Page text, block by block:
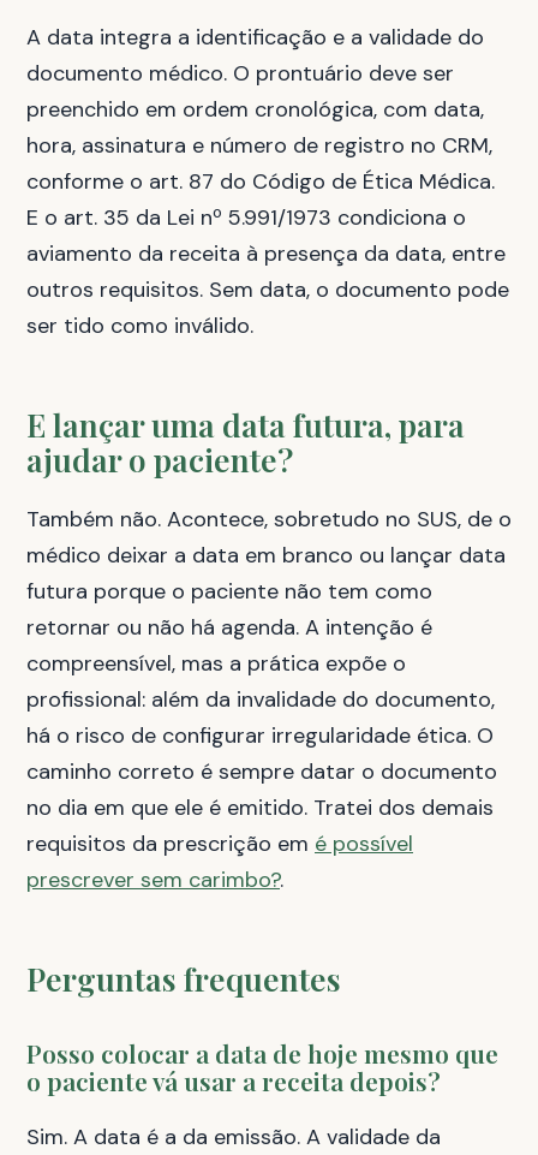
A data integra a identificação e a validade do
documento médico. O prontuário deve ser
preenchido em ordem cronológica, com data,
hora, assinatura e número de registro no CRM,
conforme o art. 87 do Código de Ética Médica.
E o art. 35 da Lei nº 5.991/1973 condiciona o
aviamento da receita à presença da data, entre
outros requisitos. Sem data, o documento pode
ser tido como inválido.
E lançar uma data futura, para
ajudar o paciente?
Também não. Acontece, sobretudo no SUS, de o
médico deixar a data em branco ou lançar data
futura porque o paciente não tem como
retornar ou não há agenda. A intenção é
compreensível, mas a prática expõe o
profissional: além da invalidade do documento,
há o risco de configurar irregularidade ética. O
caminho correto é sempre datar o documento
no dia em que ele é emitido. Tratei dos demais
requisitos da prescrição em é possível
prescrever sem carimbo?.
Perguntas frequentes
Posso colocar a data de hoje mesmo que
o paciente vá usar a receita depois?
Sim. A data é a da emissão. A validade da